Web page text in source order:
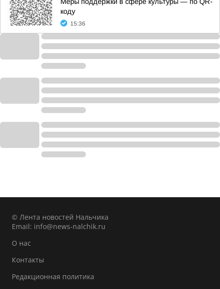
коду
15:36
© Лента новостей Нальчика
Email: info@news-nalchik.ru
О нас
Контакты
Редакционная политика